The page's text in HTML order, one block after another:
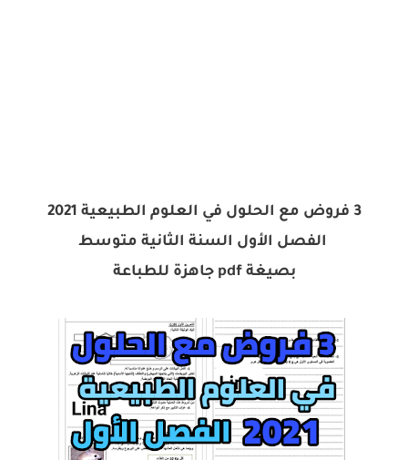
3 فروض مع الحلول في العلوم الطبيعية 2021
الفصل الأول السنة الثانية متوسط
بصيغة pdf جاهزة للطباعة